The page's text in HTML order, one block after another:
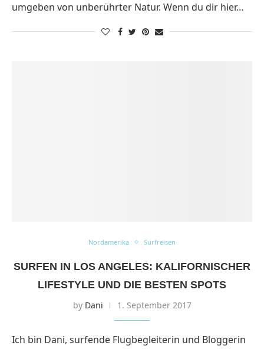
umgeben von unberührter Natur. Wenn du dir hier…
Nordamerika Surfreisen
SURFEN IN LOS ANGELES: KALIFORNISCHER
LIFESTYLE UND DIE BESTEN SPOTS
by Dani 1. September 2017
Ich bin Dani, surfende Flugbegleiterin und Bloggerin